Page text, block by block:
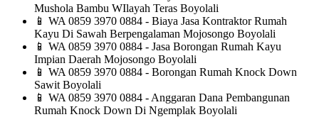
Mushola Bambu WIlayah Teras Boyolali
📱 WA 0859 3970 0884 - Biaya Jasa Kontraktor Rumah
Kayu Di Sawah Berpengalaman Mojosongo Boyolali
📱 WA 0859 3970 0884 - Jasa Borongan Rumah Kayu
Impian Daerah Mojosongo Boyolali
📱 WA 0859 3970 0884 - Borongan Rumah Knock Down
Sawit Boyolali
📱 WA 0859 3970 0884 - Anggaran Dana Pembangunan
Rumah Knock Down Di Ngemplak Boyolali